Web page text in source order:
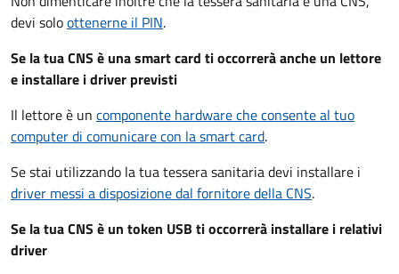
devi soloottenerne il PIN.
Se la tua CNS è una smart card ti occorrerà anche un lettore
e installare i driver previsti
Il lettore è un componente hardware che consente al tuo
computer di comunicare con la smart card.
Se stai utilizzando la tua tessera sanitaria devi installare i
driver messi a disposizione dal fornitore della CNS.
Se la tua CNS è un token USB ti occorrerà installare i relativi
driver